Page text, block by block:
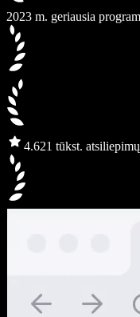
2023 m. geriausia
4.621 tūkst. atsiliepimų